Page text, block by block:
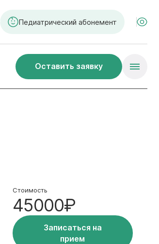
Педиатрический абонемент
Оставить заявку
Стоимость
45000₽
Записаться на
прием